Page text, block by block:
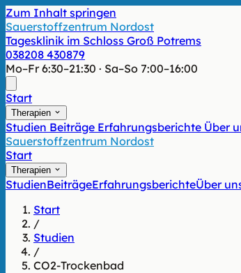
Zum Inhalt springen
Sauerstoffzentrum Nordost
Tagesklinik im Schloss Groß Potrems
038208 430879
Mo–Fr 6:30–21:30 · Sa–So 7:00–16:00
Start
Therapien
Studien Beiträge Erfahrungsberichte Über
Sauerstoffzentrum Nordost
Start
Therapien
StudienBeiträgeErfahrungsberichteÜber
Start
/
Studien
/
CO2-Trockenbad